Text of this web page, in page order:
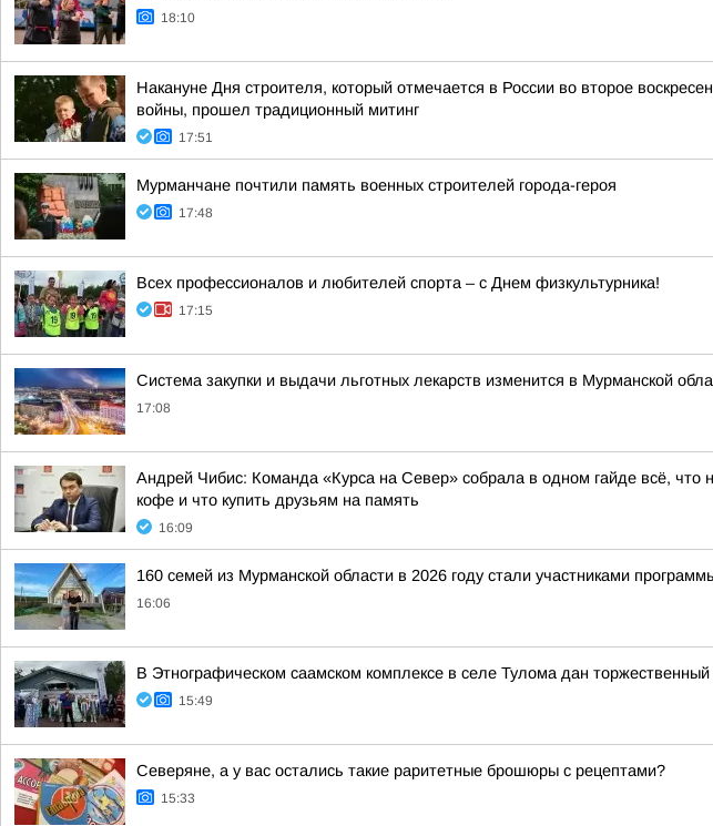
18:10
Накануне Дня строителя, который отмечается в России во второе
войны, прошел традиционный митинг
17:51
Мурманчане почтили память военных строителей города-героя
17:48
Всех профессионалов и любителей спорта – с Днем физкультурника!
17:15
Система закупки и выдачи льготных лекарств изменится в Мурманской
17:08
Андрей Чибис: Команда «Курса на Север» собрала в одном гайде всё, что
кофе и что купить друзьям на память
16:09
160 семей из Мурманской области в 2026 году стали участниками
16:06
В Этнографическом саамском комплексе в селе Тулома дан
15:49
Северяне, а у вас остались такие раритетные брошюры с рецептами?
15:33